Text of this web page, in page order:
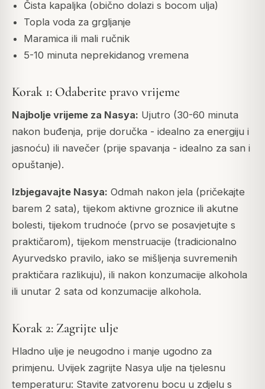
Čista kapaljka (obično dolazi s bocom ulja)
Topla voda za grgljanje
Maramica ili mali ručnik
5-10 minuta neprekidanog vremena
Korak 1: Odaberite pravo vrijeme
Najbolje vrijeme za Nasya: Ujutro (30-60 minuta
nakon buđenja, prije doručka - idealno za energiju i
jasnoću) ili navečer (prije spavanja - idealno za san i
opuštanje).
Izbjegavajte Nasya: Odmah nakon jela (pričekajte
barem 2 sata), tijekom aktivne groznice ili akutne
bolesti, tijekom trudnoće (prvo se posavjetujte s
praktičarom), tijekom menstruacije (tradicionalno
Ayurvedsko pravilo, iako se mišljenja suvremenih
praktičara razlikuju), ili nakon konzumacije alkohola
ili unutar 2 sata od konzumacije alkohola.
Korak 2: Zagrijte ulje
Hladno ulje je neugodno i manje ugodno za
primjenu. Uvijek zagrijte Nasya ulje na tjelesnu
temperaturu: Stavite zatvorenu bocu u zdjelu s